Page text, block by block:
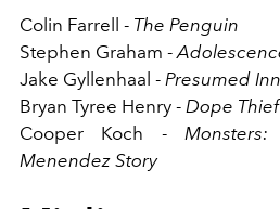
Colin Farrell - The Penguin
Stephen Graham -
Jake Gyllenhaal - Presumed
Bryan Tyree Henry - Dope Thief
Cooper Koch -
Menendez Story